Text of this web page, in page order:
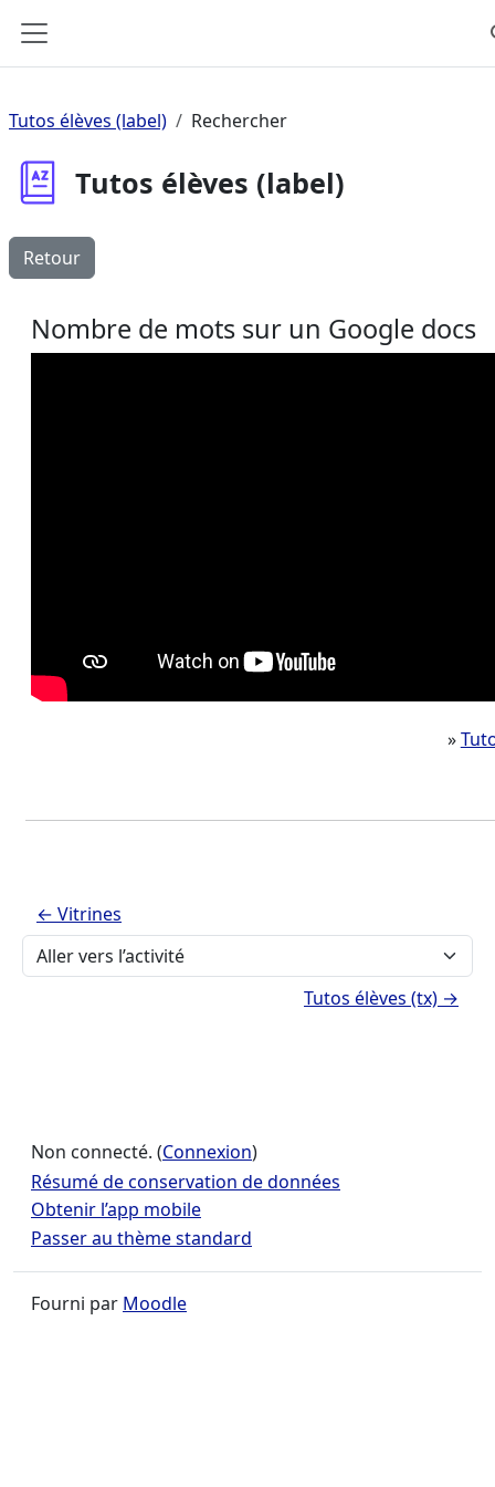
Panneau latéral
Tutos élèves (label) Rechercher
Tutos élèves (label)
Retour
Nombre de mots sur un Google docs
»
← Vitrines
Aller vers l’activité
Tutos élèves (tx) →
Non connecté. (Connexion)
Résumé de conservation de données
Obtenir l’app mobile
Passer au thème standard
Fourni par Moodle